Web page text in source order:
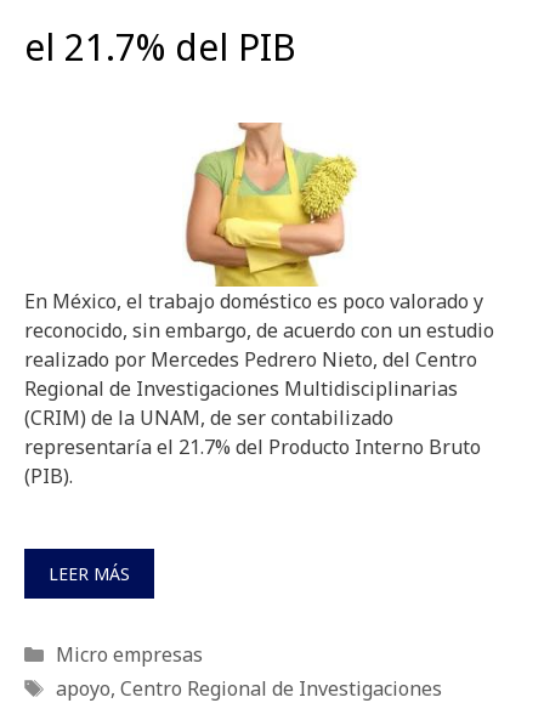
el 21.7% del PIB
En México, el trabajo doméstico es poco valorado y
reconocido, sin embargo, de acuerdo con un estudio
realizado por Mercedes Pedrero Nieto, del Centro
Regional de Investigaciones Multidisciplinarias
(CRIM) de la UNAM, de ser contabilizado
representaría el 21.7% del Producto Interno Bruto
(PIB).
LEER MÁS
Categorías
Micro empresas
Etiquetas
apoyo, Centro Regional de Investigaciones